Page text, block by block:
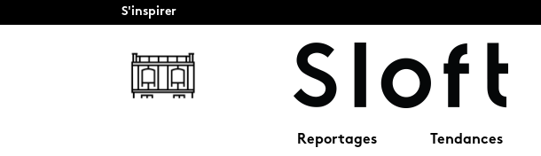
S'inspirer
Reportages Tendances